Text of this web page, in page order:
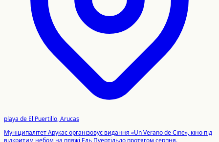
playa de El Puertillo, Arucas
Муніципалітет Арукас організовує видання «Un Verano de Cine», кіно під